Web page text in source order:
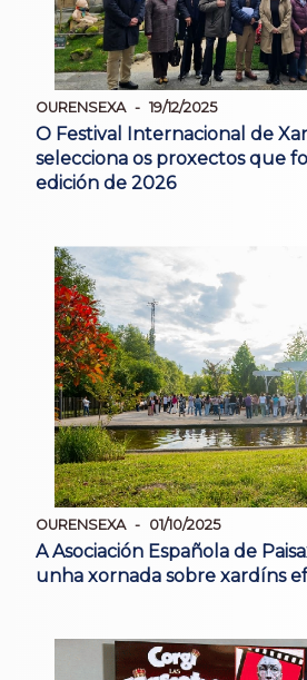
OURENSEXA 19/12/2025
O Festival Internacional de
selecciona os proxectos que
edición de 2026
OURENSEXA 01/10/2025
A Asociación Española de
unha xornada sobre xardíns